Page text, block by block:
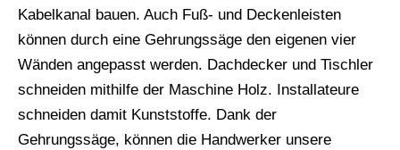
Kabelkanal bauen. Auch Fuß- und Deckenleisten
können durch eine Gehrungssäge den eigenen vier
Wänden angepasst werden. Dachdecker und Tischler
schneiden mithilfe der Maschine Holz. Installateure
schneiden damit Kunststoffe. Dank der
Gehrungssäge, können die Handwerker unsere